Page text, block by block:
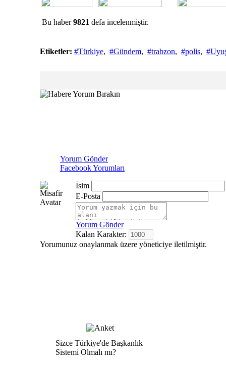
Bu haber9821 defa incelenmiştir.
Etiketler: #Türkiye, #Gündem, #trabzon, #polis,
Yorum Gönder
Facebook Yorumları
İsim
E-Posta
Yorum Gönder
Kalan Karakter:
Yorumunuz onaylanmak üzere yöneticiye iletilmiştir.
Sizce Türkiye'de Başkanlık
Sistemi Olmalı mı?